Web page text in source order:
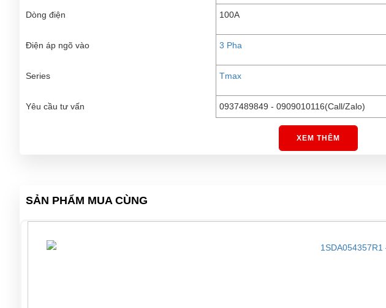
Dòng điện 100A
Điện áp ngõ vào 3 Pha
Series Tmax
Yêu cầu tư vấn 0937489849 - 0909010116(Call/Zalo)
XEM THÊM
SẢN PHẨM MUA CÙNG